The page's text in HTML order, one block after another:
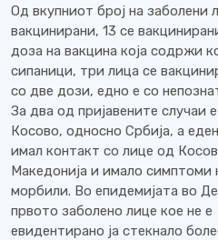
Од вкупниот број на заболени
вакцинирани, 13 се
доза на вакцина која содржи
сипаници, три лица се
со две дози, едно е со
За два од пријавените случаи
Косово, односно Србија, а еден
имал контакт со лице од
Македонија и имало симптоми
морбили. Во епидемијата во
првото заболено лице кое не е
евидентирано ја стекнало